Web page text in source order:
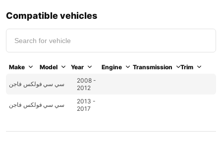
Compatible vehicles
Make Model Year Engine Transmission Trim
فولكس فاجن سي سي
2008 -
2012
فولكس فاجن سي سي
2013 -
2017